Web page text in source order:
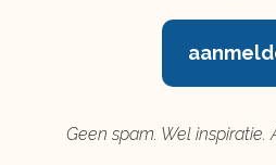
Geen spam. Wel inspiratie.